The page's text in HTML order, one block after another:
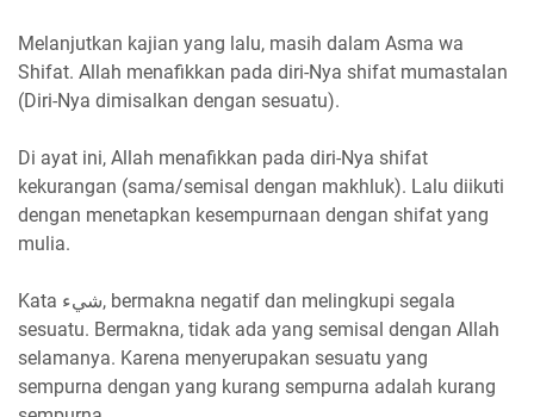
Melanjutkan kajian yang lalu, masih dalam Asma wa
Shifat. Allah menafikkan pada diri-Nya shifat mumastalan
(Diri-Nya dimisalkan dengan sesuatu).
Di ayat ini, Allah menafikkan pada diri-Nya shifat
kekurangan (sama/semisal dengan makhluk). Lalu diikuti
dengan menetapkan kesempurnaan dengan shifat yang
mulia.
Kata شيء, bermakna negatif dan melingkupi segala
sesuatu. Bermakna, tidak ada yang semisal dengan Allah
selamanya. Karena menyerupakan sesuatu yang
sempurna dengan yang kurang sempurna adalah kurang